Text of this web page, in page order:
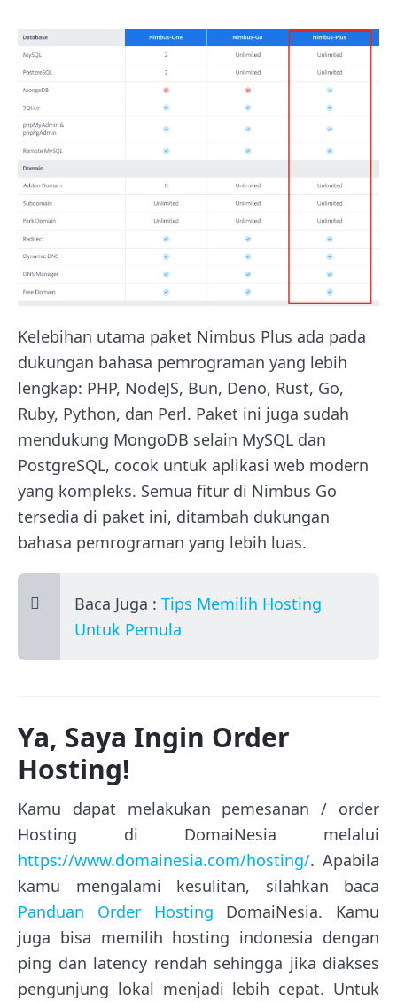
Kelebihan utama paket Nimbus Plus ada pada
dukungan bahasa pemrograman yang lebih
lengkap: PHP, NodeJS, Bun, Deno, Rust, Go,
Ruby, Python, dan Perl. Paket ini juga sudah
mendukung MongoDB selain MySQL dan
PostgreSQL, cocok untuk aplikasi web modern
yang kompleks. Semua fitur di Nimbus Go
tersedia di paket ini, ditambah dukungan
bahasa pemrograman yang lebih luas.
Baca Juga : Tips Memilih Hosting
Untuk Pemula
Ya, Saya Ingin Order
Hosting!
Kamu dapat melakukan pemesanan / order
Hosting di DomaiNesia melalui
https://www.domainesia.com/hosting/. Apabila
kamu mengalami kesulitan, silahkan baca
Panduan Order Hosting DomaiNesia. Kamu
juga bisa memilih hosting indonesia dengan
ping dan latency rendah sehingga jika diakses
pengunjung lokal menjadi lebih cepat. Untuk